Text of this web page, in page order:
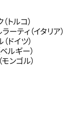
ルコ）
ティ（イタリア）
ドイツ）
ルギー）
ンゴル）